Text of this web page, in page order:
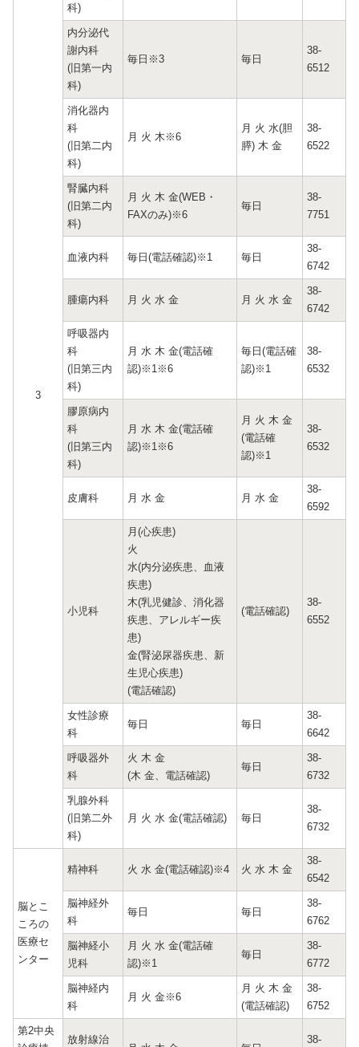
3
科)
内分泌代
謝内科
(旧第一内
科)
毎日※3 毎日
38-
6512
消化器内
科
(旧第二内
科)
月 火 木※6
月 火 水(胆
膵) 木 金
38-
6522
腎臓内科
(旧第二内
科)
月 火 木 金(WEB・
FAXのみ)※6
毎日
38-
7751
血液内科 毎日(電話確認)※1 毎日
38-
6742
腫瘍内科 月 火 水 金 月 火 水 金
38-
6742
呼吸器内
科
(旧第三内
科)
月 水 木 金(電話確
認)※1※6
毎日(電話確
認)※1
38-
6532
膠原病内
科
(旧第三内
科)
月 水 木 金(電話確
認)※1※6
月 火 木 金
(電話確
認)※1
38-
6532
皮膚科 月 水 金 月 水 金
38-
6592
小児科
月(心疾患)
火
水(内分泌疾患、血液
疾患)
木(乳児健診、消化器
疾患、アレルギー疾
患)
金(腎泌尿器疾患、新
生児心疾患)
(電話確認)
(電話確認)
38-
6552
女性診療
科
毎日 毎日
38-
6642
呼吸器外
科
火 木 金
(木 金、電話確認)
毎日
38-
6732
乳腺外科
(旧第二外
科)
月 火 水 金(電話確認) 毎日
38-
6732
脳とこ
ころの
医療セ
ンター
精神科 火 水 金(電話確認)※4 火 水 木 金
38-
6542
脳神経外
科
毎日 毎日
38-
6762
脳神経小
児科
月 火 水 金(電話確
認)※1
毎日
38-
6772
脳神経内
科
月 火 金※6
月 火 木 金
(電話確認)
38-
6752
第2中央
放射線治 38-